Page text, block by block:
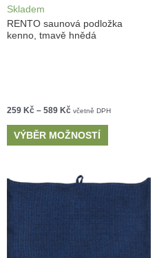
Skladem
RENTO saunová podložka
kenno, tmavě hnědá
259 Kč – 589 Kč včetně DPH
VÝBĚR MOŽNOSTÍ